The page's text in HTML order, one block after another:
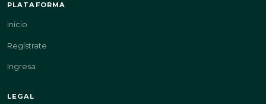
PLATAFORMA
Inicio
Regístrate
Ingresa
LEGAL